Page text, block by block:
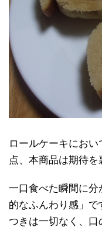
ロールケーキにお
点、本商品は期待を
一口食べた瞬間に分
的なふんわり感」
つきは一切なく、口